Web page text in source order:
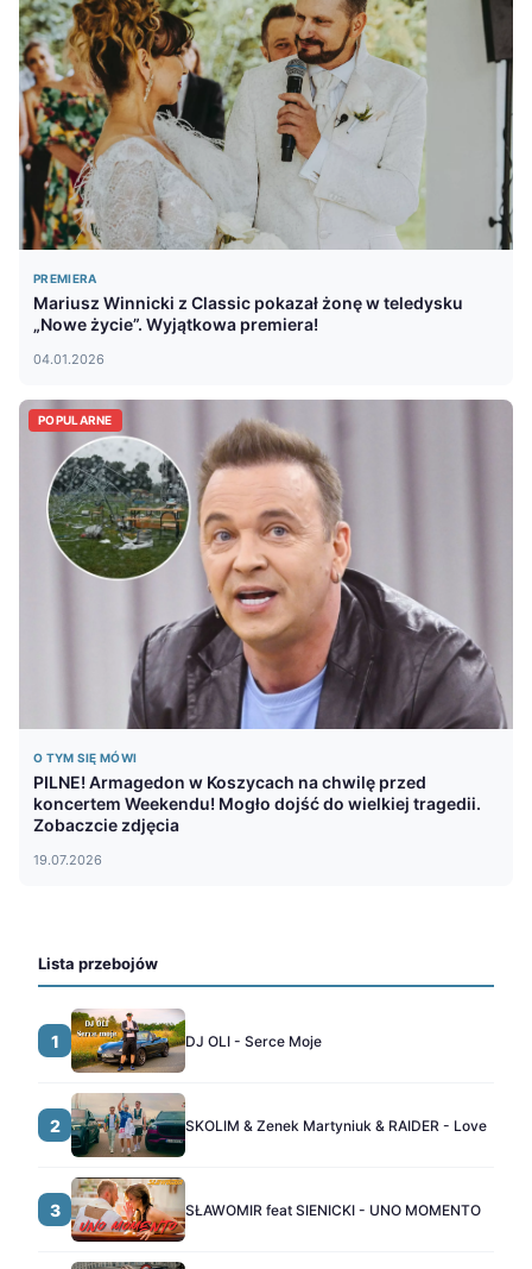
PREMIERA
Mariusz Winnicki z Classic pokazał żonę w teledysku
„Nowe życie”. Wyjątkowa premiera!
04.01.2026
POPULARNE
O TYM SIĘ MÓWI
PILNE! Armagedon w Koszycach na chwilę przed
koncertem Weekendu! Mogło dojść do wielkiej tragedii.
Zobaczcie zdjęcia
19.07.2026
Lista przebojów
1 DJ OLI - Serce Moje
2 SKOLIM & Zenek Martyniuk & RAIDER - Love
3 SŁAWOMIR feat SIENICKI - UNO MOMENTO